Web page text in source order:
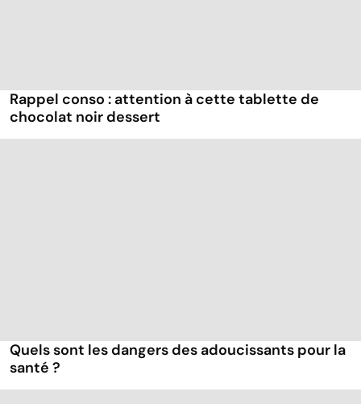
Rappel conso : attention à cette tablette de
chocolat noir dessert
Quels sont les dangers des adoucissants pour la
santé ?